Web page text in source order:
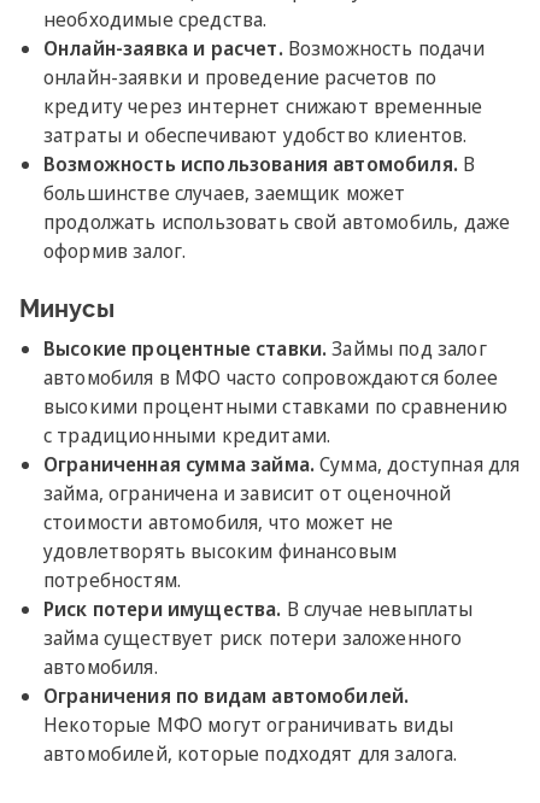
необходимые средства.
Онлайн-заявка и расчет.Возможность подачи
онлайн-заявки и проведение расчетов по
кредиту через интернет снижают временные
затраты и обеспечивают удобство клиентов.
Возможность использования автомобиля.В
большинстве случаев, заемщик может
продолжать использовать свой автомобиль, даже
оформив залог.
Минусы
Высокие процентные ставки.Займы под залог
автомобиля в МФО часто сопровождаются более
высокими процентными ставками по сравнению
с традиционными кредитами.
Ограниченная сумма займа.Сумма, доступная для
займа, ограничена и зависит от оценочной
стоимости автомобиля, что может не
удовлетворять высоким финансовым
потребностям.
Риск потери имущества. В случае невыплаты
займа существует риск потери заложенного
автомобиля.
Ограничения по видам автомобилей.
Некоторые МФО могут ограничивать виды
автомобилей, которые подходят для залога.